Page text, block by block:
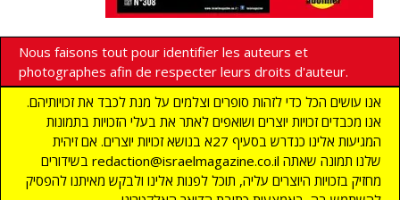
Nous faisons tout pour identifier les auteurs et
photographes afin de respecter leurs droits d'auteur.
אנו עושים הכל כדי לזהות סופרים וצלמים על מנת לכבד את זכויותיהם.
אנו מכבדים זכויות יוצרים ושואפים לאתר את בעלי הזכויות בתמונות
המגיעות אלינו כנדרש בסעיף 27א בנושא זכויות יוצרים. אם זיהית
בשידורים redaction@israelmagazine.co.il שלנו תמונה שאתה
מחזיק בזכויות היוצרים עליה, תוכל לפנות אלינו ולבקש מאיתנו להפסיק